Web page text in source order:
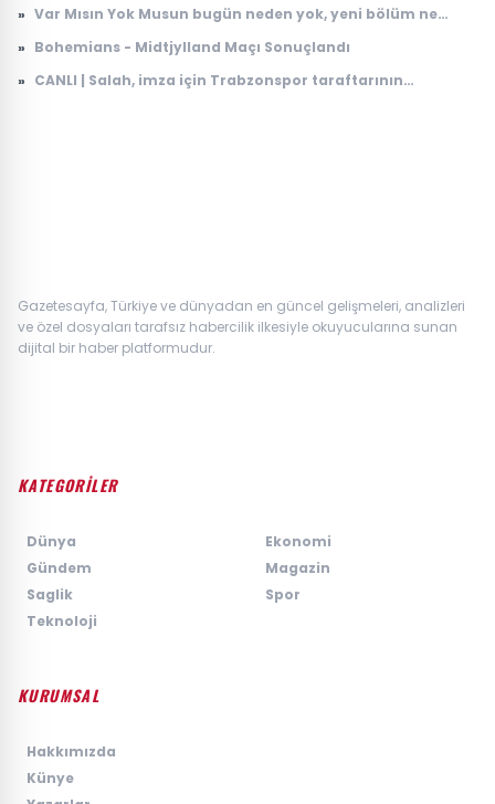
» Var Mısın Yok Musun bugün neden yok, yeni bölüm ne
» Bohemians - Midtjylland Maçı Sonuçlandı
» CANLI | Salah, imza için Trabzonspor taraftarının
Gazetesayfa, Türkiye ve dünyadan en güncel gelişmeleri, analizleri
ve özel dosyaları tarafsız habercilik ilkesiyle okuyucularına sunan
dijital bir haber platformudur.
KATEGORİLER
Dünya
Ekonomi
Gündem
Magazin
Saglik
Spor
Teknoloji
KURUMSAL
Hakkımızda
Künye